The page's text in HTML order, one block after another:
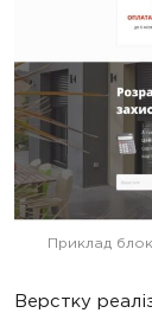
Приклад
Верстку